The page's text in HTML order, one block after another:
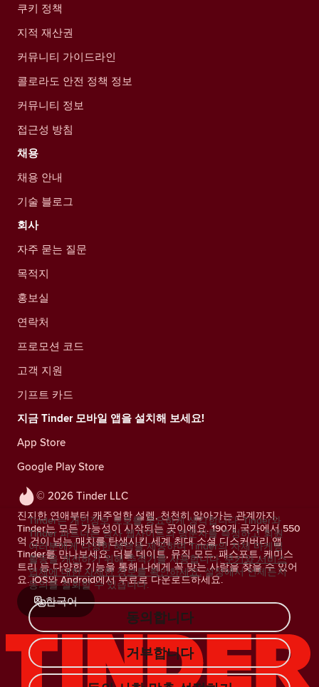
© 2026 Tinder LLC
진지한 연애부터 캐주얼한 설렘, 천천히 알아가는 관계까지.
Tinder는 모든 가능성이 시작되는 곳이에요. 190개 국가에서 550
억 건이 넘는 매치를 탄생시킨 세계 최대 소셜 디스커버리 앱
Tinder를 만나보세요. 더블 데이트, 뮤직 모드, 패스포트, 케미스
트리 등 다양한 기능을 통해 나에게 꼭 맞는 사람을 찾을 수 있어
요. iOS와 Android에서 무료로 다운로드하세요.
한국어
쿠키 정책
지적 재산권
커뮤니티 가이드라인
콜로라도 안전 정책 정보
커뮤니티 정보
접근성 방침
채용
채용 안내
기술 블로그
회사
자주 묻는 질문
목적지
홍보실
연락처
프로모션 코드
고객 지원
기프트 카드
지금 Tinder 모바일 앱을 설치해 보세요!
App Store
Google Play Store
Tinder는 개인정보 보호를 중요하게 생각합니다. Tinder와
Tinder 파트너는 당사 웹사이트의 방문자를 측정하고 회원
여러분에게 다양한 혜택을 제공하며 Tinder의 자체 마케팅
활동을 개선하기 위해 추적기를 사용합니다. 쿠키와 서비스
업체에 대한 자세한 정보를 확인하세요. 설정에서 언제든지
동의를 철회할 수 있습니다.
동의합니다
거부합니다